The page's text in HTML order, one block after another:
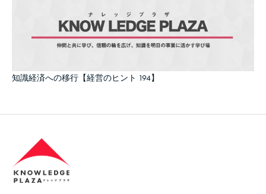
知識経済への移行【経営のヒント 194】